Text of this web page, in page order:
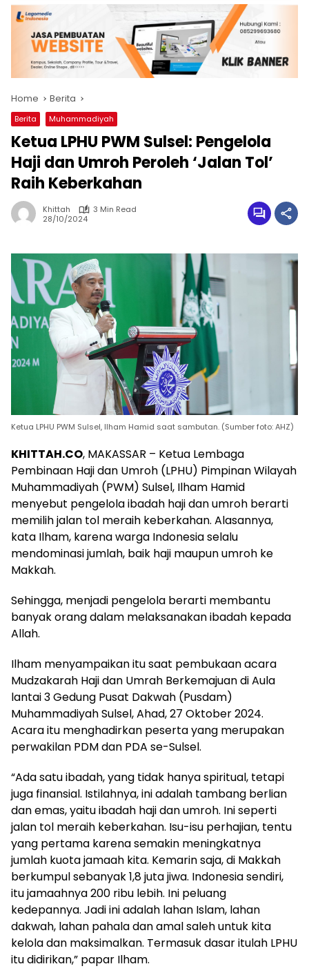
Home Berita
Berita Muhammadiyah
Ketua LPHU PWM Sulsel: Pengelola
Haji dan Umroh Peroleh ‘Jalan Tol’
Raih Keberkahan
Khittah
3 Min Read
28/10/2024
Ketua LPHU PWM Sulsel, Ilham Hamid saat sambutan. (Sumber foto: AHZ)
KHITTAH.CO, MAKASSAR – Ketua Lembaga
Pembinaan Haji dan Umroh (LPHU) Pimpinan Wilayah
Muhammadiyah (PWM) Sulsel, Ilham Hamid
menyebut pengelola ibadah haji dan umroh berarti
memilih jalan tol meraih keberkahan. Alasannya,
kata Ilham, karena warga Indonesia selalu
mendominasi jumlah, baik haji maupun umroh ke
Makkah.
Sehingga, menjadi pengelola berarti membantu
banyak orang dalam melaksanakan ibadah kepada
Allah.
Ilham menyampaikan itu saat pembukaan acara
Mudzakarah Haji dan Umrah Berkemajuan di Aula
lantai 3 Gedung Pusat Dakwah (Pusdam)
Muhammadiyah Sulsel, Ahad, 27 Oktober 2024.
Acara itu menghadirkan peserta yang merupakan
perwakilan PDM dan PDA se-Sulsel.
“Ada satu ibadah, yang tidak hanya spiritual, tetapi
juga finansial. Istilahnya, ini adalah tambang berlian
dan emas, yaitu ibadah haji dan umroh. Ini seperti
jalan tol meraih keberkahan. Isu-isu perhajian, tentu
yang pertama karena semakin meningkatnya
jumlah kuota jamaah kita. Kemarin saja, di Makkah
berkumpul sebanyak 1,8 juta jiwa. Indonesia sendiri,
itu jamaahnya 200 ribu lebih. Ini peluang
kedepannya. Jadi ini adalah lahan Islam, lahan
dakwah, lahan pahala dan amal saleh untuk kita
kelola dan maksimalkan. Termasuk dasar itulah LPHU
itu didirikan,” papar Ilham.